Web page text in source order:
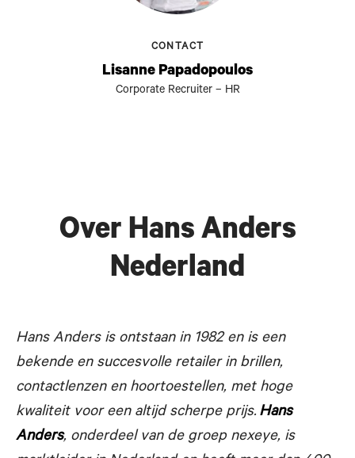
CONTACT
Lisanne Papadopoulos
Corporate Recruiter – HR
Over Hans Anders
Nederland
Hans Anders is ontstaan in 1982 en is een
bekende en succesvolle retailer in brillen,
contactlenzen en hoortoestellen, met hoge
kwaliteit voor een altijd scherpe prijs. Hans
Anders, onderdeel van de groep nexeye, is